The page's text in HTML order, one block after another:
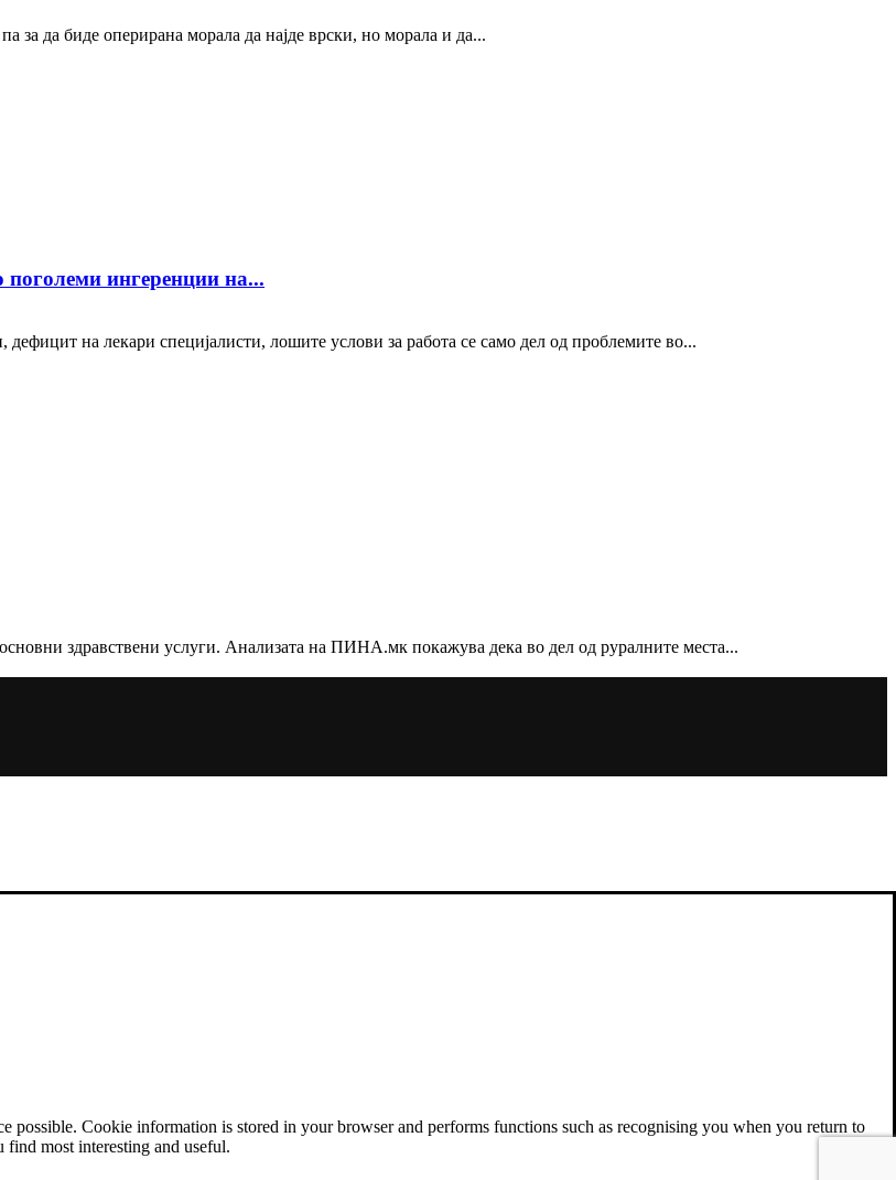
за да биде оперирана морала да најде врски, но морала и да...
поголеми ингеренции на...
на лекари специјалисти, лошите услови за работа се само дел од проблемите во...
здравствени услуги. Анализата на ПИНА.мк покажува дека во дел од руралните места...
possible. Cookie information is stored in your browser and performs functions such as recognising you when you return to
find most interesting and useful.